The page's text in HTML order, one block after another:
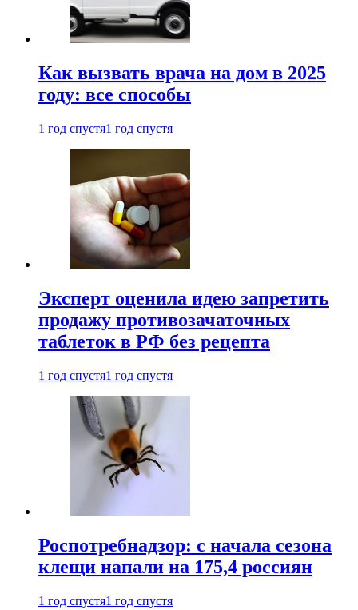
Как вызвать врача на дом в 2025
году: все способы
1 год спустя1 год спустя
Эксперт оценила идею запретить
продажу противозачаточных
таблеток в РФ без рецепта
1 год спустя1 год спустя
Роспотребнадзор: с начала сезона
клещи напали на 175,4 россиян
1 год спустя1 год спустя